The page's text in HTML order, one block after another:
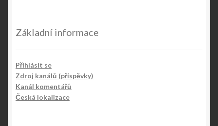
Základní informace
Přihlásit se
Zdroj kanálů (příspěvky)
Kanál komentářů
Česká lokalizace